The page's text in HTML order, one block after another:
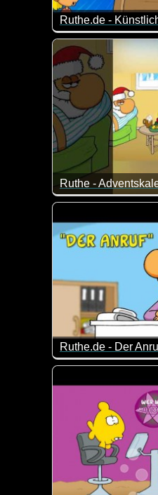
Ruthe.de -
Die künstliche
Ruthe -
Ein nettes Ruthe-
Ruthe.de - Der
Das ist gar nicht so